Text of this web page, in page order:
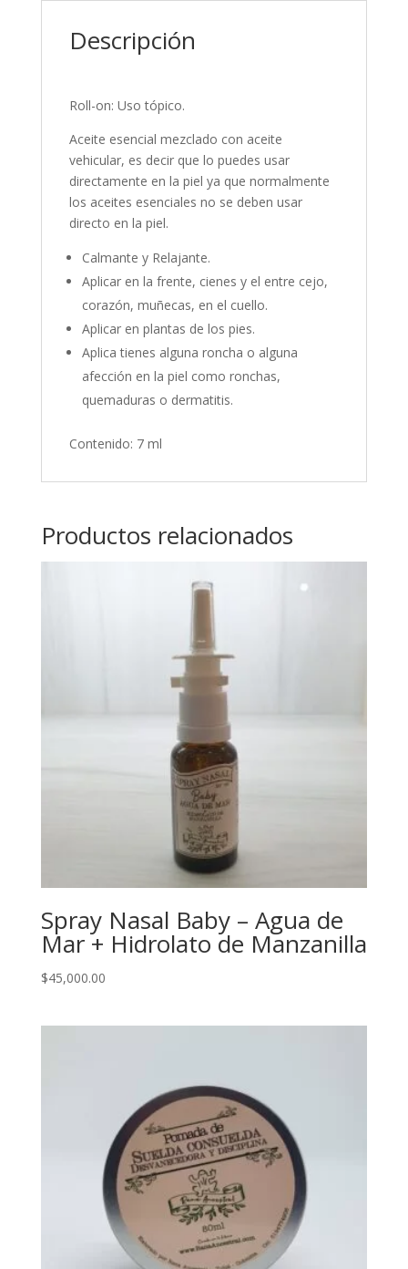
Descripción
Roll-on: Uso tópico.
Aceite esencial mezclado con aceite
vehicular, es decir que lo puedes usar
directamente en la piel ya que normalmente
los aceites esenciales no se deben usar
directo en la piel.
Calmante y Relajante.
Aplicar en la frente, cienes y el entre cejo,
corazón, muñecas, en el cuello.
Aplicar en plantas de los pies.
Aplica tienes alguna roncha o alguna
afección en la piel como ronchas,
quemaduras o dermatitis.
Contenido: 7 ml
Productos relacionados
Spray Nasal Baby – Agua de
Mar + Hidrolato de Manzanilla
$45,000.00